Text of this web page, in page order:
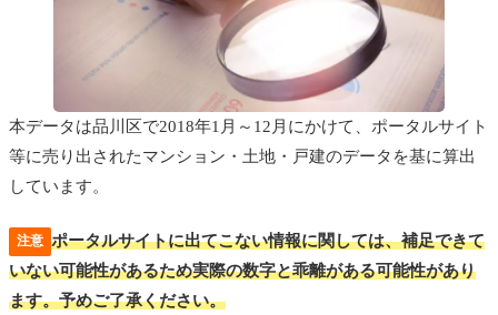
本データは品川区で2018年1月～12月にかけて、ポータルサイト
等に売り出されたマンション・土地・戸建のデータを基に算出
しています。
注意 ポータルサイトに出てこない情報に関しては、補足できて
いない可能性があるため実際の数字と乖離がある可能性があり
ます。予めご了承ください。